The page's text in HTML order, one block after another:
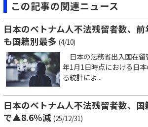
この記事の関連ニュース
日本のベトナム人不法残留者数、
も国籍別最多 (4/10)
日本の法務省出入国在
年1月1日時点における日
る統計によ...
日本のベトナム人不法残留者数、
で▲8.6％減 (25/12/31)